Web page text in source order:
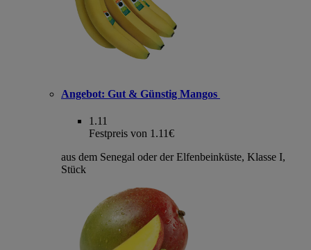
Angebot: Gut & Günstig Mangos
1.11
Festpreis von 1.11€
aus dem Senegal oder der Elfenbeinküste, Klasse I,
Stück